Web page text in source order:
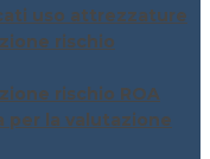
uso attrezzature
rischio
rischio ROA
per la valutazione